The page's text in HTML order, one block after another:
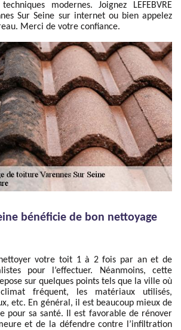
modernes. Joignez LEFEBVRE
Sur Seine sur internet ou bien appelez
Merci de votre confiance.
bénéficie de bon nettoyage
votre toit 1 à 2 fois par an et de
pour l’effectuer. Néanmoins, cette
sur quelques points tels que la ville où
fréquent, les matériaux utilisés,
etc. En général, il est beaucoup mieux de
pour sa santé. Il est favorable de rénover
et de la défendre contre l’infiltration